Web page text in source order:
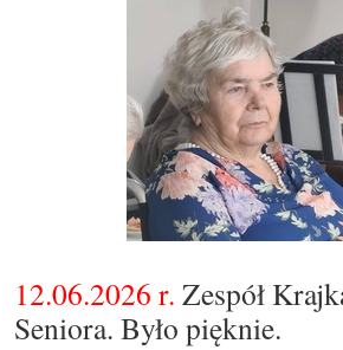
12.06.2026 r. Zespół
Seniora. Było pięknie.